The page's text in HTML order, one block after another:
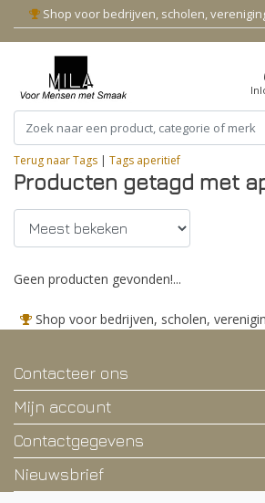
Shop voor bedrijven, scholen,
Terug naar Tags | Tags aperitief
Producten getagd met
Geen producten gevonden!...
Shop voor bedrijven, scholen,
Contacteer ons
Mijn account
Contactgegevens
Nieuwsbrief